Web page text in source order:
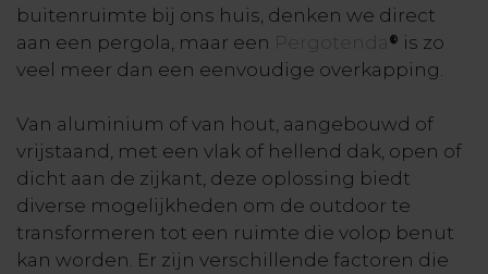
buitenruimte bij ons huis, denken we direct
aan een pergola, maar een Pergotenda ® is zo
veel meer dan een eenvoudige overkapping.
Van aluminium of van hout, aangebouwd of
vrijstaand, met een vlak of hellend dak, open of
dicht aan de zijkant, deze oplossing biedt
diverse mogelijkheden om de outdoor te
transformeren tot een ruimte die volop benut
kan worden. Er zijn verschillende factoren die